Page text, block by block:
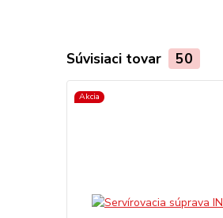
Súvisiaci tovar 50
Akcia